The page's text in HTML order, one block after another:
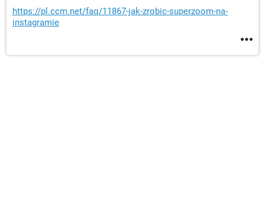
https://pl.ccm.net/faq/11867-jak-zrobic-superzoom-na-
instagramie